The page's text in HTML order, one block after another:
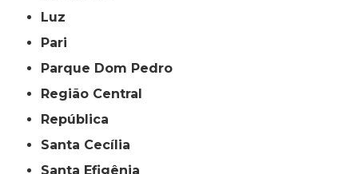
Luz
Pari
Parque Dom Pedro
Região Central
República
Santa Cecília
Santa Efigênia